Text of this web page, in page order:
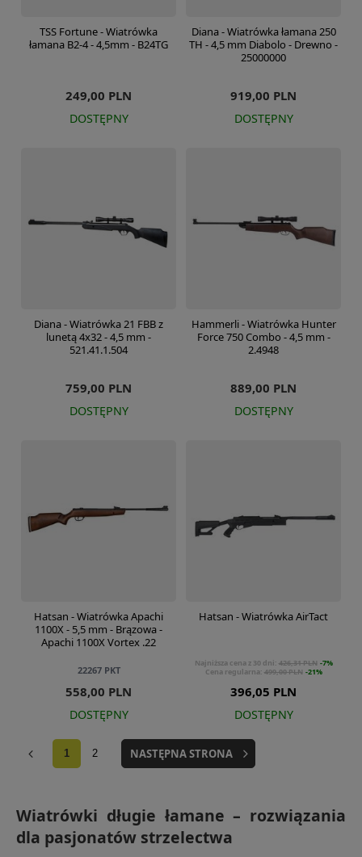
TSS Fortune - Wiatrówka
łamana B2-4 - 4,5mm - B24TG
249,00 PLN
DOSTĘPNY
Diana - Wiatrówka łamana 250
TH - 4,5 mm Diabolo - Drewno -
25000000
919,00 PLN
DOSTĘPNY
Diana - Wiatrówka 21 FBB z
lunetą 4x32 - 4,5 mm -
521.41.1.504
759,00 PLN
DOSTĘPNY
Hammerli - Wiatrówka Hunter
Force 750 Combo - 4,5 mm -
2.4948
889,00 PLN
DOSTĘPNY
Hatsan - Wiatrówka Apachi
1100X - 5,5 mm - Brązowa -
Apachi 1100X Vortex .22
558,00 PLN
22267PKT
DOSTĘPNY
Hatsan - Wiatrówka AirTact
396,05 PLN
Najniższa cena z 30 dni: 426,31 PLN -7%
Cena regularna: 499,00 PLN -21%
DOSTĘPNY
1 2 NASTĘPNA STRONA
Wiatrówki długie łamane – rozwiązania
dla pasjonatów strzelectwa